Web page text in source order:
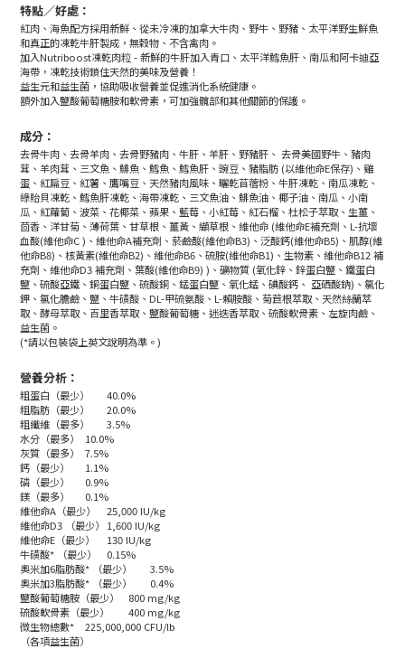
特點／好處：
紅肉、海魚配方採用新鮮、從未冷凍的加拿大牛肉、野牛、野豬、太平洋野生鮮魚
和真正的凍乾牛肝製成，無穀物、不含禽肉。
加入Nutriboost凍乾肉粒 - 新鮮的牛肝加入青口、太平洋鱈魚肝、南瓜和阿卡迪亞
海帶，凍乾技術鎖住天然的美味及營養！
益生元和益生菌，協助吸收營養並促進消化系統健康。
額外加入鹽酸葡萄糖胺和軟骨素，可加強髖部和其他關節的保護。
成分：
去骨牛肉、去骨羊肉、去骨野豬肉、牛肝、羊肝、野豬肝、 去骨美國野牛、豬肉
茸、羊肉茸、三文魚、鯡魚、鱈魚、鱈魚肝、豌豆、豬脂肪 (以維他命E保存)、雞
蛋、紅扁豆、紅薯、鷹嘴豆、天然豬肉風味、曬乾苜蓿粉、牛肝凍乾、南瓜凍乾、
綠貽貝凍乾、鱈魚肝凍乾、海帶凍乾、三文魚油、鯡魚油、椰子油、南瓜、小南
瓜、紅蘿蔔、波菜、花椰菜、蘋果、藍莓、小紅莓、紅石榴、杜松子萃取、生薑、
茴香、洋甘菊、薄荷葉、甘草根、薑黃、纈草根、維他命 (維他命E補充劑、L-抗壞
血酸(維他命C )、維他命A補充劑、菸鹼酸(維他命B3)、泛酸鈣(維他命B5)、肌醇(維
他命B8)、核黃素(維他命B2)、維他命B6、硫胺(維他命B1)、生物素、維他命B12 補
充劑、維他命D3 補充劑、葉酸(維他命B9) )、礦物質 (氧化鋅、鋅蛋白鹽、鐵蛋白
鹽、硫酸亞鐵、銅蛋白鹽、硫酸銅、錳蛋白鹽、氧化錳、碘酸鈣、 亞硒酸鈉)、氯化
鉀、氯化膽鹼、鹽、牛磺酸、DL-甲硫氨酸、L-賴胺酸、菊苣根萃取、天然絲蘭萃
取、酵母萃取、百里香萃取、鹽酸葡萄糖、迷迭香萃取、硫酸軟骨素、左旋肉鹼、
益生菌。
(*請以包裝袋上英文說明為準。)
營養分析：
粗蛋白（最少）
40.0%
粗脂肪（最少）
20.0%
粗纖維（最多）
3.5%
水分（最多）
10.0%
灰質（最多）
7.5%
鈣（最少）
1.1%
磷（最少）
0.9%
鎂（最多）
0.1%
維他命A（最少）
25,000 IU/kg
維他命D3 （最少）
1,600 IU/kg
維他命E（最少）
130 IU/kg
牛磺酸* （最少）
0.15%
奧米加6脂肪酸* （最少）
3.5%
奧米加3脂肪酸* （最少）
0.4%
鹽酸葡萄糖胺（最少）
800 mg/kg
硫酸軟骨素（最少）
400 mg/kg
微生物總數*
225,000,000 CFU/lb
（各項益生菌）